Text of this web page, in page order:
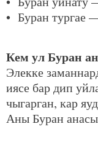
• Буран тургае
Кем ул Буран
Элекке
иясе бар дип
чыгарган, кар
Аны Буран